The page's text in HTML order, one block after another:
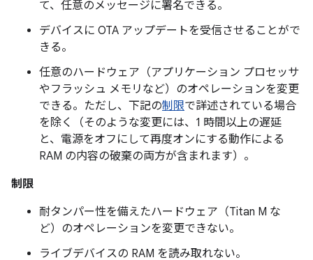
て、任意のメッセージに署名できる。
デバイスに OTA アップデートを受信させることがで
きる。
任意のハードウェア（アプリケーション プロセッサ
やフラッシュ メモリなど）のオペレーションを変更
できる。ただし、下記の制限で詳述されている場合
を除く（そのような変更には、1 時間以上の遅延
と、電源をオフにして再度オンにする動作による
RAM の内容の破棄の両方が含まれます）。
制限
耐タンパー性を備えたハードウェア（Titan M な
ど）のオペレーションを変更できない。
ライブデバイスの RAM を読み取れない。